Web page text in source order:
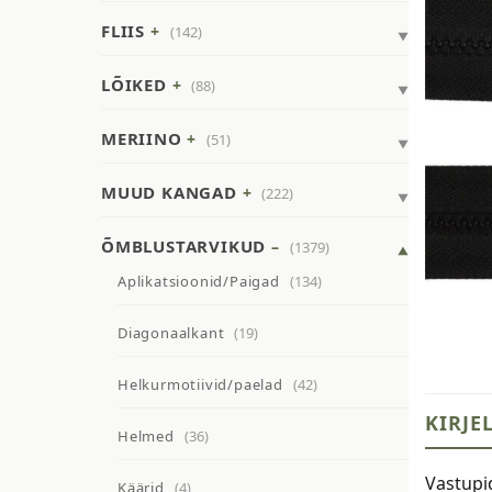
FLIIS (142)
LÕIKED (88)
MERIINO (51)
MUUD KANGAD (222)
ÕMBLUSTARVIKUD
(1379)
Aplikatsioonid/Paigad
(134)
Diagonaalkant (19)
Helkurmotiivid/paelad (42)
Helmed (36)